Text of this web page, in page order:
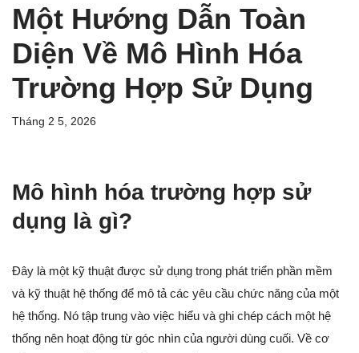
Một Hướng Dẫn Toàn
Diện Về Mô Hình Hóa
Trường Hợp Sử Dụng
Tháng 2 5, 2026
Mô hình hóa trường hợp sử
dụng là gì?
Đây là một kỹ thuật được sử dụng trong phát triển phần mềm
và kỹ thuật hệ thống để mô tả các yêu cầu chức năng của một
hệ thống. Nó tập trung vào việc hiểu và ghi chép cách một hệ
thống nên hoạt động từ góc nhìn của người dùng cuối. Về cơ